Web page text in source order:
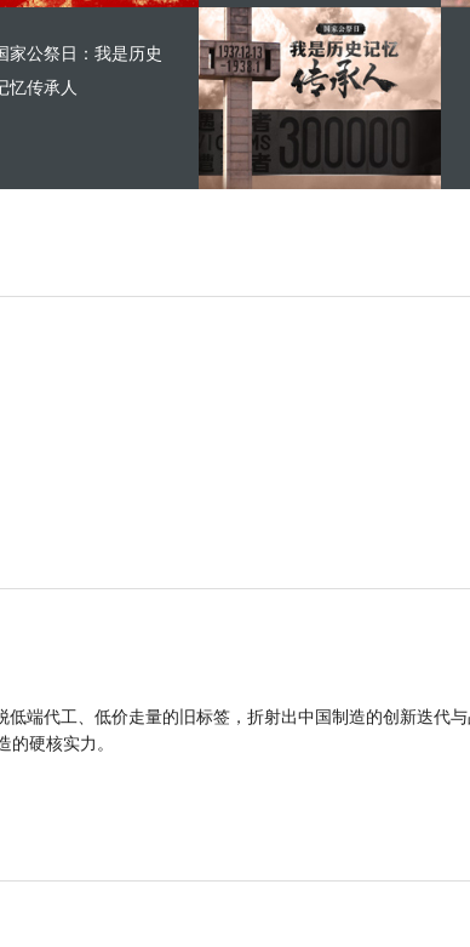
家公祭日：我是历史
忆传承人
端代工、低价走量的旧标签，折射出中国制造的创新迭代
硬核实力。